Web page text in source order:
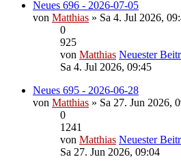
Neues 696 - 2026-07-05
von Matthias » Sa 4. Jul 2026,
0
925
von Matthias Neuester
Sa 4. Jul 2026, 09:45
Neues 695 - 2026-06-28
von Matthias » Sa 27. Jun 2026,
0
1241
von Matthias Neuester
Sa 27. Jun 2026, 09:04